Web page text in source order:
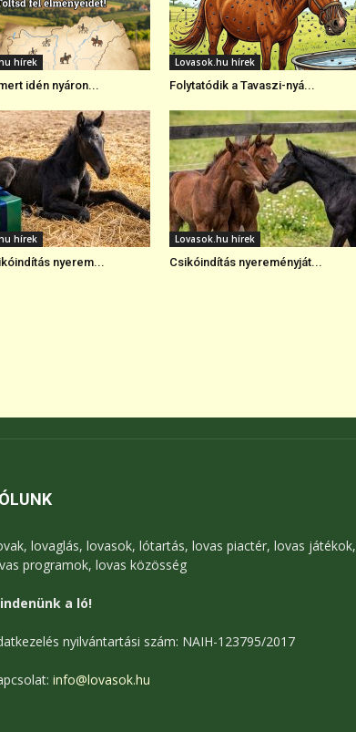
hírek
idén nyáron...
Lovasok.hu hírek
Folytatódik a Tavaszi-nyá...
hírek
nyerem...
Lovasok.hu hírek
Csikóindítás nyereményját...
lovaglás, lovasok, lótartás, lovas piactér, lovas játékok,
programok, lovas közösség
a ló!
nyilvántartási szám: NAIH-123795/2017
info@lovasok.hu